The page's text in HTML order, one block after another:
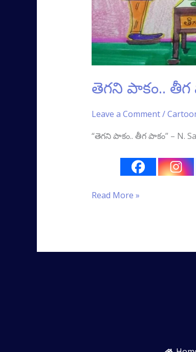
తెగని పాకం.. తీగ
Leave a Comment/
“తెగని పాకం.. తీగ పాకం” – N.
Read More »